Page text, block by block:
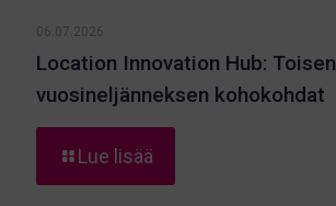
06.07.2026
Location Innovation Hub: Toisen
vuosineljänneksen kohokohdat
Lue lisää
Location